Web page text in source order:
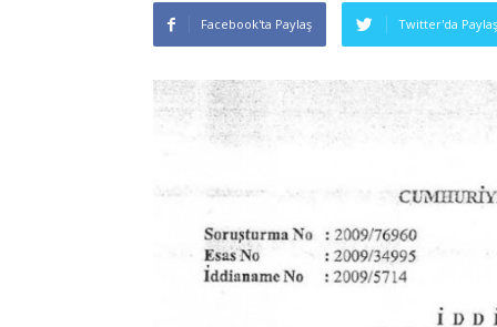
Facebook'ta Paylaş Twitter'da Paylaş